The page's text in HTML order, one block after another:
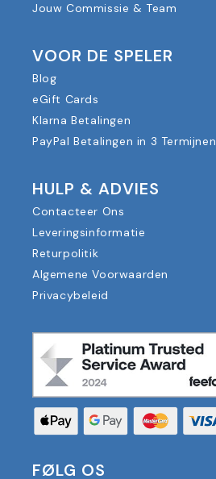
Jouw Commissie & Team
VOOR DE SPELER
Blog
eGift Cards
Klarna Betalingen
PayPal Betalingen in 3 Termijnen
HULP & ADVIES
Contacteer Ons
Leveringsinformatie
Returpolitik
Algemene Voorwaarden
Privacybeleid
FØLG OS